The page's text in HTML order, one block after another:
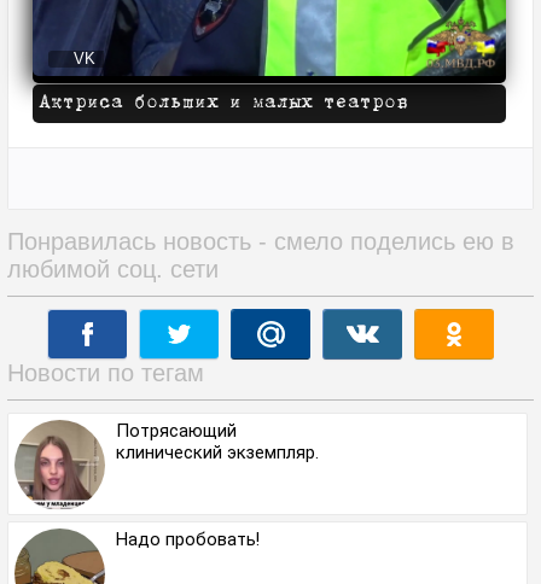
VK
Актриса больших и малых театров
Понравилась новость - смело поделись ею в
любимой соц. сети
Новости по тегам
Потрясающий
клинический экземпляр.
Надо пробовать!